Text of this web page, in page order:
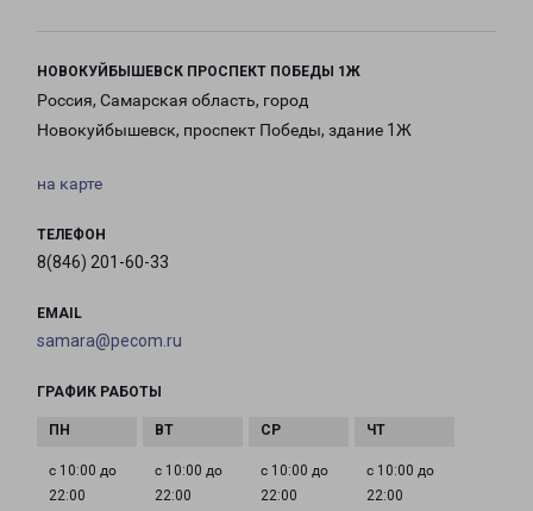
НОВОКУЙБЫШЕВСК ПРОСПЕКТ ПОБЕДЫ 1Ж
Россия, Самарская область, город
Новокуйбышевск, проспект Победы, здание 1Ж
на карте
ТЕЛЕФОН
8(846) 201-60-33
EMAIL
samara@pecom.ru
ГРАФИК РАБОТЫ
с 10:00 до
22:00
с 10:00 до
22:00
с 10:00 до
22:00
с 10:00 до
22:00